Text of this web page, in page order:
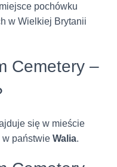
pochówku
w Wielkiej Brytanii
Cemetery –
się w mieście
w państwie Walia.